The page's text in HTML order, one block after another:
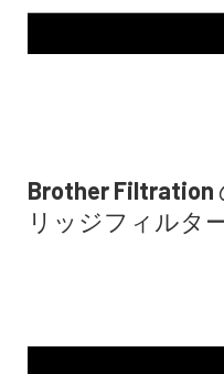
Brother Filtration
リッジフィルタ